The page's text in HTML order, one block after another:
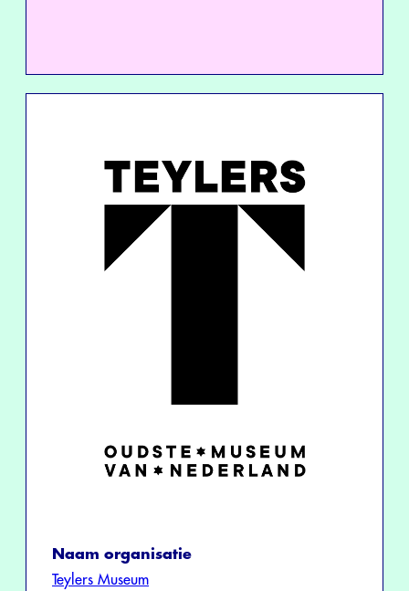
Naam organisatie
Teylers Museum